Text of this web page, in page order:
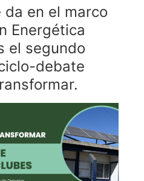
en el marco
Energética
el segundo
debate